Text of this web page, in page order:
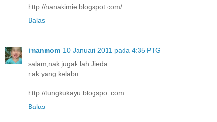
http://nanakimie.blogspot.com/
Balas
imanmom 10 Januari 2011 pada 4:35 PTG
salam,nak jugak lah Jieda..
nak yang kelabu...
http://tungkukayu.blogspot.com
Balas